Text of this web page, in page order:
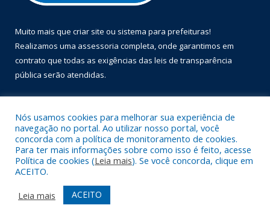
Muito mais que criar site ou sistema para prefeituras!
Realizamos uma assessoria completa, onde garantimos em
contrato que todas as exigências das leis de transparência
pública serão atendidas.
Todos os direitos reservados a Prefeitura Municipal de Óbidos.
Mapa do Site
Acessar Área Administrativa
Acessar Webmail
Nós usamos cookies para melhorar sua experiência de
navegação no portal. Ao utilizar nosso portal, você
concorda com a política de monitoramento de cookies.
Para ter mais informações sobre como isso é feito, acesse
Política de cookies (Leia mais). Se você concorda, clique em
ACEITO.
Leia mais
ACEITO